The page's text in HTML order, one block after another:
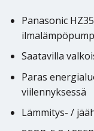
Panasonic
Saatavilla
Paras
viilennyksessä
Lämmitys- /